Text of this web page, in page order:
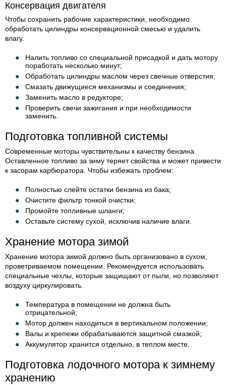
Консервация двигателя
Чтобы сохранить рабочие характеристики, необходимо
обработать цилиндры консервационной смесью и удалить
влагу.
Налить топливо со специальной присадкой и дать мотору
поработать несколько минут;
Обработать цилиндры маслом через свечные отверстия;
Смазать движущиеся механизмы и соединения;
Заменить масло в редукторе;
Проверить свечи зажигания и при необходимости
заменить.
Подготовка топливной системы
Современные моторы чувствительны к качеству бензина.
Оставленное топливо за зиму теряет свойства и может привести
к засорам карбюратора. Чтобы избежать проблем:
Полностью слейте остатки бензина из бака;
Очистите фильтр тонкой очистки;
Промойте топливные шланги;
Оставьте систему сухой, исключив наличие влаги.
Хранение мотора зимой
Хранение мотора зимой должно быть организовано в сухом,
проветриваемом помещении. Рекомендуется использовать
специальные чехлы, которые защищают от пыли, но позволяют
воздуху циркулировать.
Температура в помещении не должна быть
отрицательной;
Мотор должен находиться в вертикальном положении;
Валы и крепежи обрабатываются защитной смазкой;
Аккумулятор хранится отдельно, в теплом месте.
Подготовка лодочного мотора к зимнему
хранению